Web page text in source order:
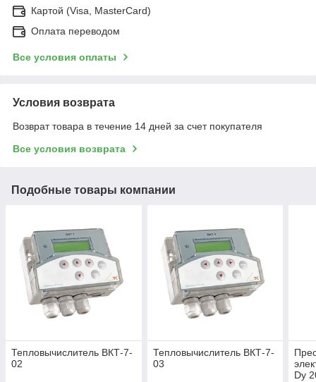
Картой (Visa, MasterCard)
Оплата переводом
Все условия оплаты
Условия возврата
Возврат товара в течение 14 дней за счет покупателя
Все условия возврата
Подобные товары компании
Тепловычислитель ВКТ-7-
02
Тепловычислитель ВКТ-7-
03
Dy